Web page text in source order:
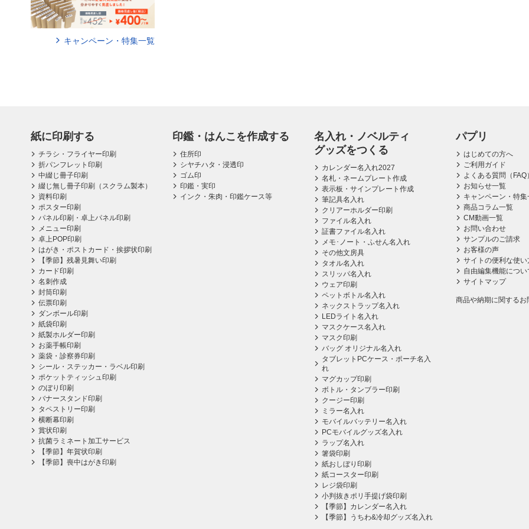
キャンペーン・特集一覧
紙に印刷する
チラシ・フライヤー印刷
折パンフレット印刷
中綴じ冊子印刷
綴じ無し冊子印刷（スクラム製本）
資料印刷
ポスター印刷
パネル印刷・卓上パネル印刷
メニュー印刷
卓上POP印刷
はがき・ポストカード・挨拶状印刷
【季節】残暑見舞い印刷
カード印刷
名刺作成
封筒印刷
伝票印刷
ダンボール印刷
紙袋印刷
紙製ホルダー印刷
お薬手帳印刷
薬袋・診察券印刷
シール・ステッカー・ラベル印刷
ポケットティッシュ印刷
のぼり印刷
バナースタンド印刷
タペストリー印刷
横断幕印刷
賞状印刷
抗菌ラミネート加工サービス
【季節】年賀状印刷
【季節】喪中はがき印刷
印鑑・はんこを作成する
住所印
シヤチハタ・浸透印
ゴム印
印鑑・実印
インク・朱肉・印鑑ケース等
名入れ・ノベルティ
グッズをつくる
カレンダー名入れ2027
名札・ネームプレート作成
表示板・サインプレート作成
筆記具名入れ
クリアーホルダー印刷
ファイル名入れ
証書ファイル名入れ
メモ･ノート・ふせん名入れ
その他文房具
タオル名入れ
スリッパ名入れ
ウェア印刷
ペットボトル名入れ
ネックストラップ名入れ
LEDライト名入れ
マスクケース名入れ
マスク印刷
バッグ オリジナル名入れ
タブレットPCケース・ポーチ名入
れ
マグカップ印刷
ボトル・タンブラー印刷
クージー印刷
ミラー名入れ
モバイルバッテリー名入れ
PCモバイルグッズ名入れ
ラップ名入れ
箸袋印刷
紙おしぼり印刷
紙コースター印刷
レジ袋印刷
小判抜きポリ手提げ袋印刷
【季節】カレンダー名入れ
【季節】うちわ&冷却グッズ名入れ
パプリ
はじめての方へ
ご利用ガイド
よくある質問（FAQ
お知らせ一覧
キャンペーン・特集
商品コラム一覧
CM動画一覧
お問い合わせ
サンプルのご請求
お客様の声
サイトの便利な使い
自由編集機能につい
サイトマップ
商品や納期に関するお